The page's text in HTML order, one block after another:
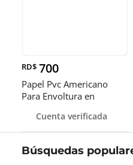
RD$ 700
Papel Pvc Americano
Para Envoltura en
pulgadas
Cuenta verificada
Búsquedas